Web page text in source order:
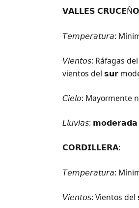
𝗩𝗔𝗟𝗟𝗘𝗦
𝘛𝘦𝘮𝘱𝘦𝘳𝘢𝘵𝘶𝘳𝘢:
𝘝𝘪𝘦𝘯𝘵𝘰𝘴: Ráfagas
vientos del 𝘀𝘂𝗿
𝘊𝘪𝘦𝘭𝘰: Mayormente
𝘓𝘭𝘶𝘷𝘪𝘢𝘴: 𝗺𝗼𝗱𝗲𝗿𝗮𝗱𝗮
𝗖𝗢𝗥𝗗𝗜𝗟𝗟𝗘𝗥𝗔:
𝘛𝘦𝘮𝘱𝘦𝘳𝘢𝘵𝘶𝘳𝘢:
𝘝𝘪𝘦𝘯𝘵𝘰𝘴: Vientos